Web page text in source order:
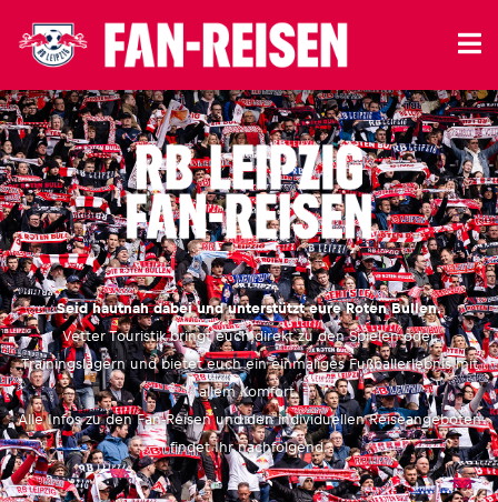
RBL-Reisen.de
Seid hautnah dabei und unterstützt eure Roten Bullen.
Vetter Touristik bringt euch direkt zu den Spielen oder
Trainingslagern und bietet euch ein einmaliges Fußballerlebnis mit
allem Komfort.
Alle Infos zu den Fan-Reisen und den individuellen Reiseangeboten
findet Ihr nachfolgend.